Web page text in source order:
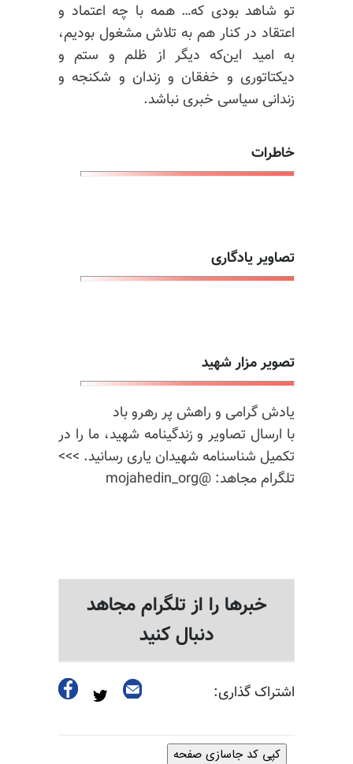
تو شاهد بودی که… همه با چه اعتماد و
اعتقاد در کنار هم به تلاش مشغول بودیم،
به امید این‌که دیگر از ظلم و ستم و
دیکتاتوری و خفقان و زندان و شکنجه و
زندانی سیاسی خبری نباشد.
خاطرات
تصاویر یادگاری
تصویر مزار شهید
یادش گرامی و راهش پر رهرو باد
با ارسال تصاویر و زندگینامه شهید، ما را در
تکمیل شناسنامه شهیدان یاری رسانید. >>>
تلگرام مجاهد: @mojahedin_org
خبرها را از تلگرام مجاهد
دنبال کنید
اشتراک گذاری:
کپی کد جاسازی صفحه